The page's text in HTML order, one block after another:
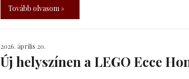
Tovább olvasom »
2026. április 20.
Új helyszínen a LEGO Ecce